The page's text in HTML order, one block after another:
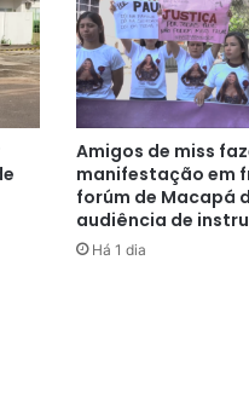
Amigos de miss
manifestação em
forúm de Macapá
audiência de
Há 1 dia